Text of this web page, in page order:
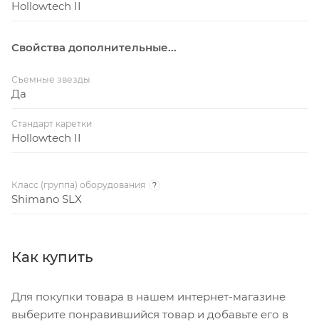
Hollowtech II
Свойства дополнительные...
Съемные звезды
Да
Стандарт каретки
Hollowtech II
Класс (группа) оборудования ?
Shimano SLX
Как купить
Для покупки товара в нашем интернет-магазине
выберите понравившийся товар и добавьте его в